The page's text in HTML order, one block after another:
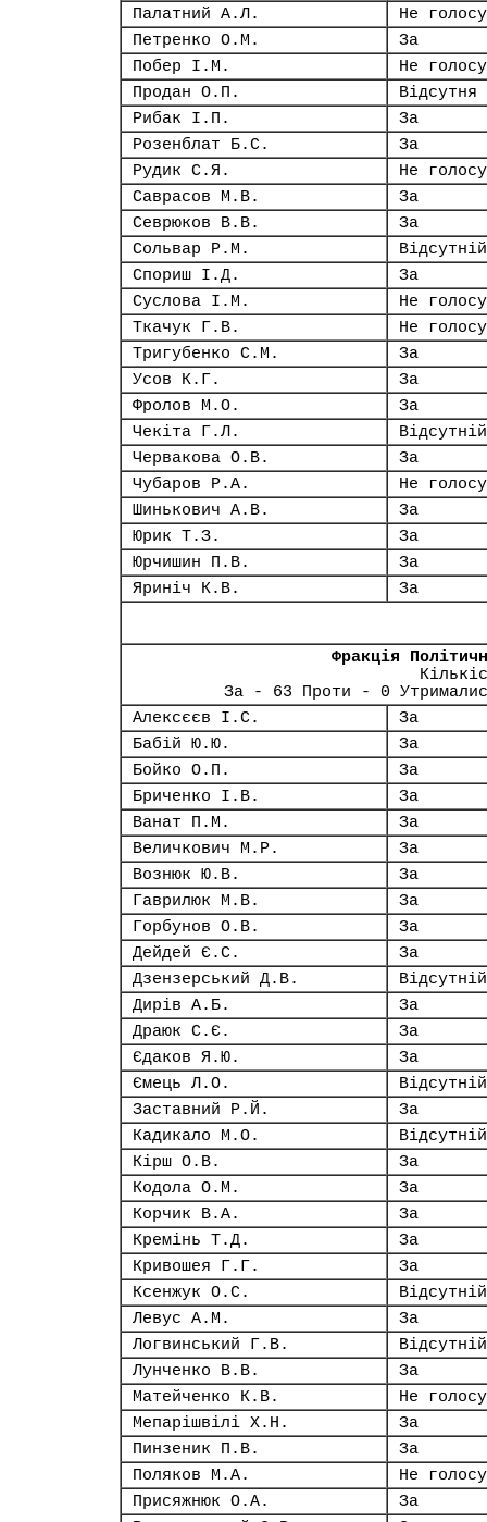
Палатний А.Л.
Не
Петренко О.М.
За
Побер І.М.
Не
Продан О.П.
Відсутня
Рибак І.П.
За
Розенблат Б.С.
За
Рудик С.Я.
Не
Саврасов М.В.
За
Севрюков В.В.
За
Сольвар Р.М.
Відсутній
Спориш І.Д.
За
Суслова І.М.
Не
Ткачук Г.В.
Не
Тригубенко С.М.
За
Усов К.Г.
За
Фролов М.О.
За
Чекіта Г.Л.
Відсутній
Червакова О.В.
За
Чубаров Р.А.
Не
Шинькович А.В.
За
Юрик Т.З.
За
Юрчишин П.В.
За
Яриніч К.В.
За
Фракція
За - 63 Проти - 0
Алексєєв І.С.
За
Бабій Ю.Ю.
За
Бойко О.П.
За
Бриченко І.В.
За
Ванат П.М.
За
Величкович М.Р.
За
Вознюк Ю.В.
За
Гаврилюк М.В.
За
Горбунов О.В.
За
Дейдей Є.С.
За
Дзензерський Д.В.
Відсутній
Дирів А.Б.
За
Драюк С.Є.
За
Єдаков Я.Ю.
За
Ємець Л.О.
Відсутній
Заставний Р.Й.
За
Кадикало М.О.
Відсутній
Кірш О.В.
За
Кодола О.М.
За
Корчик В.А.
За
Кремінь Т.Д.
За
Кривошея Г.Г.
За
Ксенжук О.С.
Відсутній
Левус А.М.
За
Логвинський Г.В.
Відсутній
Лунченко В.В.
За
Матейченко К.В.
Не
Мепарішвілі Х.Н.
За
Пинзеник П.В.
За
Поляков М.А.
Не
Присяжнюк О.А.
За